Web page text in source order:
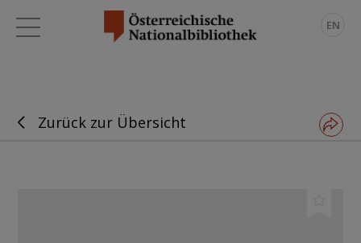
EN
Zurück zur Übersicht